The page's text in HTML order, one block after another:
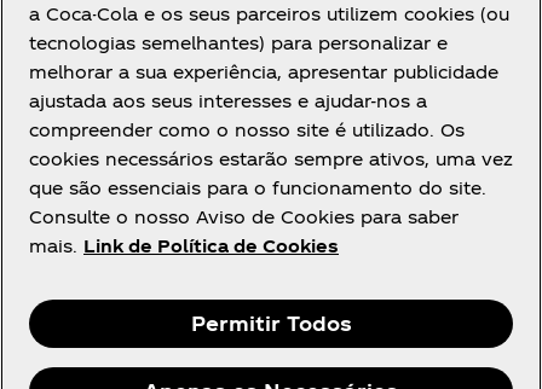
Aviso de Cookies
Declaração de
Acessibilidade
a Coca-Cola e os seus parceiros utilizem cookies (ou
tecnologias semelhantes) para personalizar e
melhorar a sua experiência, apresentar publicidade
ajustada aos seus interesses e ajudar-nos a
compreender como o nosso site é utilizado. Os
cookies necessários estarão sempre ativos, uma vez
que são essenciais para o funcionamento do site.
Consulte o nosso Aviso de Cookies para saber
mais. Link de Política de Cookies
Permitir Todos